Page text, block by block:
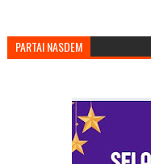
PARTAI NASDEM